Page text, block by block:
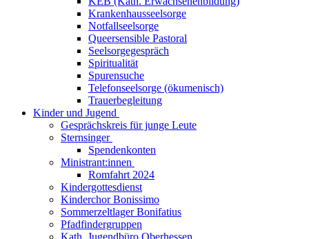
Krankenhausseelsorge
Notfallseelsorge
Queersensible Pastoral
Seelsorgegespräch
Spiritualität
Spurensuche
Telefonseelsorge (ökumenisch)
Trauerbegleitung
Kinder und Jugend
Gesprächskreis für junge Leute
Sternsinger
Spendenkonten
Ministrant:innen
Romfahrt 2024
Kindergottesdienst
Kinderchor Bonissimo
Sommerzeltlager Bonifatius
Pfadfindergruppen